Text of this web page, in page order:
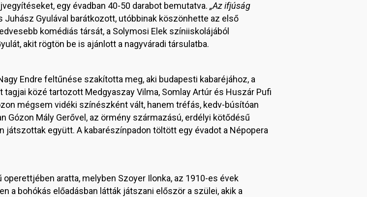
egy évadban 40-50 darabot bemutatva. „Az ifjúság
Juhász Gyulával barátkozott, utóbbinak köszönhette az első
komédiás társát, a Solymosi Elek színiiskolájából
akit rögtön be is ajánlott a nagyváradi társulatba.
Endre feltűnése szakította meg, aki budapesti kabaréjához, a
közé tartozott Medgyaszay Vilma, Somlay Artúr és Huszár Pufi
mégsem vidéki színészként vált, hanem tréfás, kedv-búsítóan
Gózon Mály Gerővel, az örmény származású, erdélyi kötődésű
játszottak együtt. A kabarészínpadon töltött egy évadot a Népopera
aratta, melyben Szoyer Ilonka, az 1910-es évek
a bohókás előadásban látták játszani először a szülei, akik a